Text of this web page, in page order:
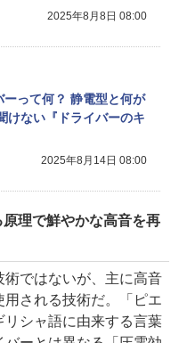
2025年8月8日 08:00
ーって何？ 静電型と何が
けない『ドライバーのキ
2025年8月14日 08:00
理で鮮やかな高音を再
術ではないが、主に高音
される技術だ。「ピエ
シャ語に由来する言葉